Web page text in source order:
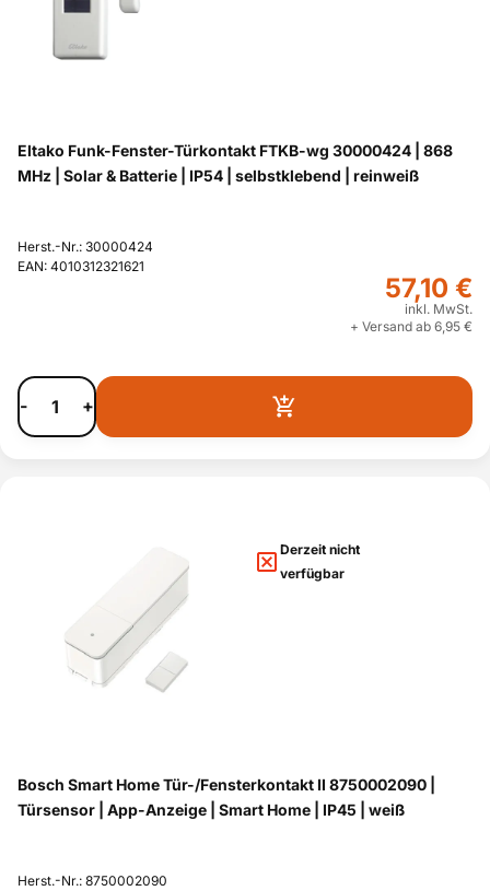
Eltako Funk-Fenster-Türkontakt FTKB-wg 30000424 | 868
MHz | Solar & Batterie | IP54 | selbstklebend | reinweiß
Herst.-Nr.: 30000424
EAN: 4010312321621
57,10 €
inkl. MwSt.
+ Versand ab 6,95 €
- +
Derzeit nicht
verfügbar
Bosch Smart Home Tür-/Fensterkontakt II 8750002090 |
Türsensor | App-Anzeige | Smart Home | IP45 | weiß
Herst.-Nr.: 8750002090